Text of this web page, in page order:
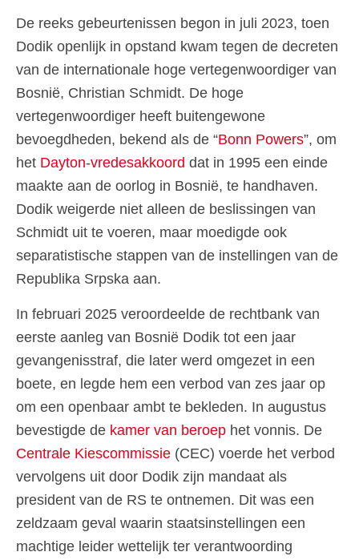
De reeks gebeurtenissen begon in juli 2023, toen
Dodik openlijk in opstand kwam tegen de decreten
van de internationale hoge vertegenwoordiger van
Bosnië, Christian Schmidt. De hoge
vertegenwoordiger heeft buitengewone
bevoegdheden, bekend als de “Bonn Powers”, om
het Dayton-vredesakkoord dat in 1995 een einde
maakte aan de oorlog in Bosnië, te handhaven.
Dodik weigerde niet alleen de beslissingen van
Schmidt uit te voeren, maar moedigde ook
separatistische stappen van de instellingen van de
Republika Srpska aan.
In februari 2025 veroordeelde de rechtbank van
eerste aanleg van Bosnië Dodik tot een jaar
gevangenisstraf, die later werd omgezet in een
boete, en legde hem een verbod van zes jaar op
om een openbaar ambt te bekleden. In augustus
bevestigde de kamer van beroep het vonnis. De
Centrale Kiescommissie (CEC) voerde het verbod
vervolgens uit door Dodik zijn mandaat als
president van de RS te ontnemen. Dit was een
zeldzaam geval waarin staatsinstellingen een
machtige leider wettelijk ter verantwoording